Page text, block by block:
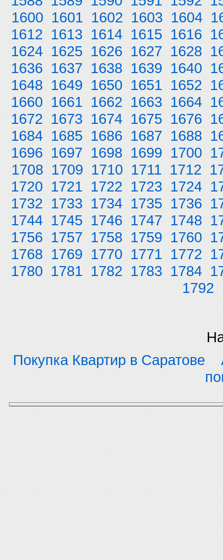
1600 1601 1602 1603 1604
1612 1613 1614 1615 1616
1624 1625 1626 1627 1628
1636 1637 1638 1639 1640
1648 1649 1650 1651 1652
1660 1661 1662 1663 1664
1672 1673 1674 1675 1676
1684 1685 1686 1687 1688
1696 1697 1698 1699 1700
1708 1709 1710 1711 1712
1720 1721 1722 1723 1724
1732 1733 1734 1735 1736
1744 1745 1746 1747 1748
1756 1757 1758 1759 1760
1768 1769 1770 1771 1772
1780 1781 1782 1783 1784
1792
Покупка Квартир в Саратове